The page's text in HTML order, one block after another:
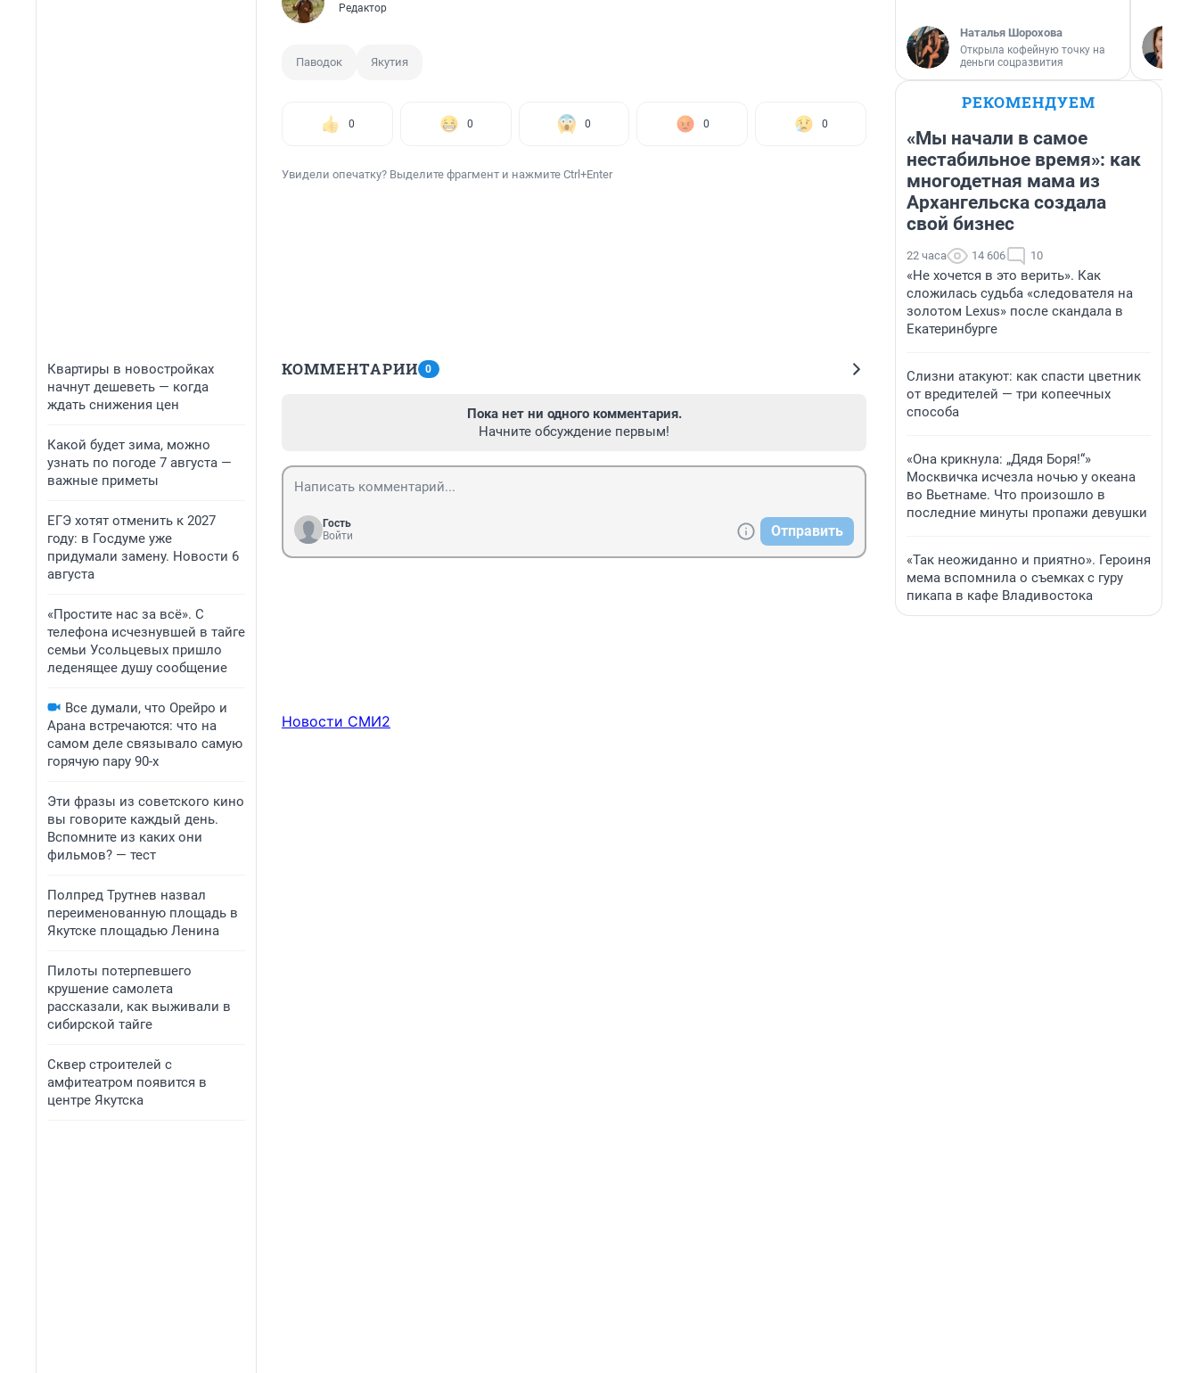
Квартиры в новостройках
начнут дешеветь — когда
ждать снижения цен
Какой будет зима, можно
узнать по погоде 7 августа —
важные приметы
ЕГЭ хотят отменить к 2027
году: в Госдуме уже
придумали замену. Новости 6
августа
«Простите нас за всё». С
телефона исчезнувшей в тайге
семьи Усольцевых пришло
леденящее душу сообщение
Все думали, что Орейро и
Арана встречаются: что на
самом деле связывало самую
горячую пару 90-х
Эти фразы из советского кино
вы говорите каждый день.
Вспомните из каких они
фильмов? — тест
Полпред Трутнев назвал
переименованную площадь в
Якутске площадью Ленина
Пилоты потерпевшего
крушение самолета
рассказали, как выживали в
сибирской тайге
Сквер строителей с
амфитеатром появится в
центре Якутска
Редактор
Паводок Якутия
0 0 0 0 0
Увидели опечатку? Выделите фрагмент и нажмите Ctrl+Enter
КОММЕНТАРИИ 0
Пока нет ни одного комментария.
Начните обсуждение первым!
Гость
Войти
Отправить
Новости СМИ2
Наталья Шорохова
Открыла кофейную точку на
деньги соцразвития
РЕКОМЕНДУЕМ
«Мы начали в самое
нестабильное время»: как
многодетная мама из
Архангельска создала
свой бизнес
22 часа 14 606 10
«Не хочется в это верить». Как
сложилась судьба «следователя на
золотом Lexus» после скандала в
Екатеринбурге
Слизни атакуют: как спасти цветник
от вредителей — три копеечных
способа
«Она крикнула: „Дядя Боря!“»
Москвичка исчезла ночью у океана
во Вьетнаме. Что произошло в
последние минуты пропажи девушки
«Так неожиданно и приятно». Героиня
мема вспомнила о съемках с гуру
пикапа в кафе Владивостока